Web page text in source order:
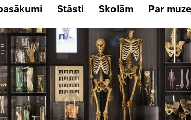
Stāsti Skolām Par